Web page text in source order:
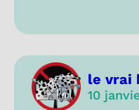
le vrai
10